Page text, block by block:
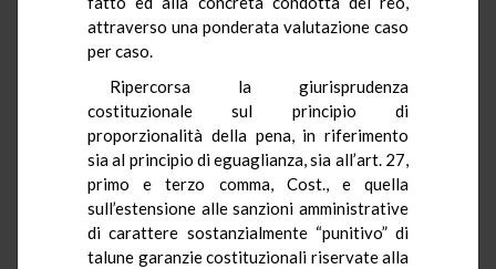
attraverso una ponderata valutazione caso
per caso.
Ripercorsa la giurisprudenza
costituzionale sul principio di
proporzionalità della pena, in riferimento
sia al principio di eguaglianza, sia all’art. 27,
primo e terzo comma, Cost., e quella
sull’estensione alle sanzioni amministrative
di carattere sostanzialmente “punitivo” di
talune garanzie costituzionali riservate alla